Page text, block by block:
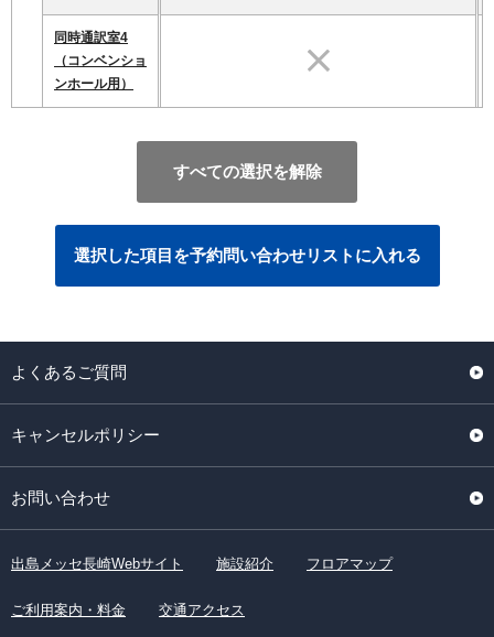
同時通訳室4
（コンベンショ
ンホール用）
すべての選択を解除
選択した項目を予約問い合わせリストに入れる
よくあるご質問
キャンセルポリシー
お問い合わせ
出島メッセ長崎Webサイト 施設紹介 フロアマップ
ご利用案内・料金 交通アクセス